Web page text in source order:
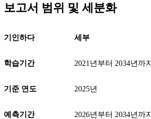
보고서 범위 및 세분화
기인하다 세부
학습기간 2021년부터 2034년까지
기준 연도 2025년
예측기간 2026년부터 2034년까지